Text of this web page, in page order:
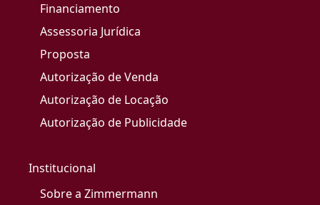
Financiamento
Assessoria Jurídica
Proposta
Autorização de Venda
Autorização de Locação
Autorização de Publicidade
Institucional
Sobre a Zimmermann